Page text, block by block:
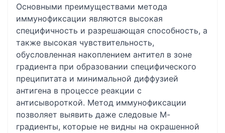
Основными преимуществами метода
иммунофиксации являются высокая
специфичность и разрешающая способность, а
также высокая чувствительность,
обусловленная накоплением антител в зоне
градиента при образовании специфического
преципитата и минимальной диффузией
антигена в процессе реакции с
антисывороткой. Метод иммунофиксации
позволяет выявить даже следовые М-
градиенты, которые не видны на окрашенной